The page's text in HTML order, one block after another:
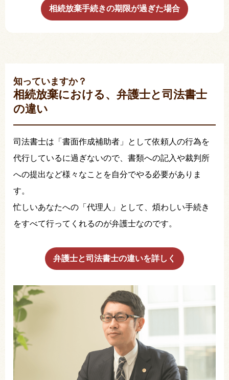
相続放棄手続きの期限が過ぎた場合
知っていますか？
相続放棄における、弁護士と司法書士
の違い
司法書士は「書面作成補助者」として依頼人の行為を
代行しているに過ぎないので、書類への記入や裁判所
への提出など様々なことを自分でやる必要がありま
す。
忙しいあなたへの「代理人」として、煩わしい手続き
をすべて行ってくれるのが弁護士なのです。
弁護士と司法書士の違いを詳しく